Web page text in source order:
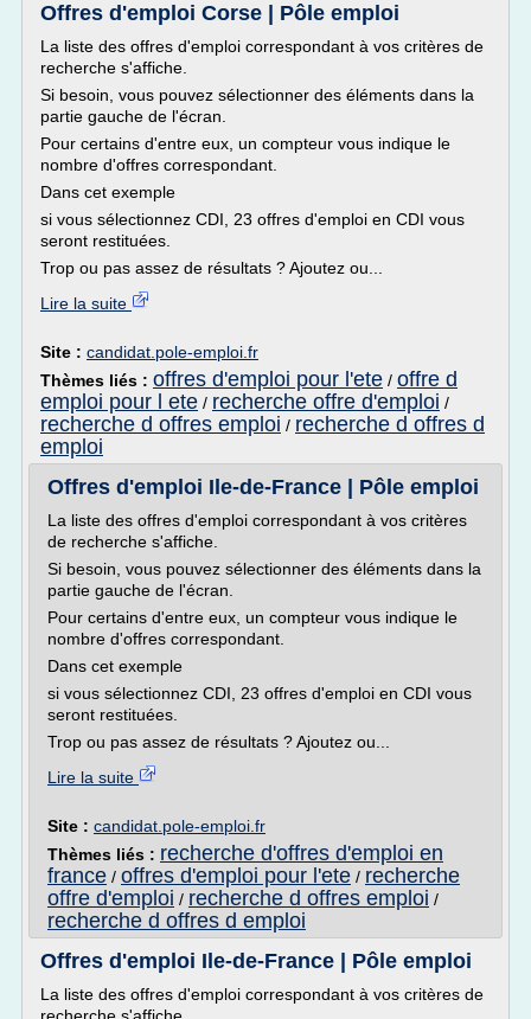
Offres d'emploi Corse | Pôle emploi
La liste des offres d'emploi correspondant à vos critères de
recherche s'affiche.
Si besoin, vous pouvez sélectionner des éléments dans la
partie gauche de l'écran.
Pour certains d'entre eux, un compteur vous indique le
nombre d'offres correspondant.
Dans cet exemple
si vous sélectionnez CDI, 23 offres d'emploi en CDI vous
seront restituées.
Trop ou pas assez de résultats ? Ajoutez ou...
Lire la suite
Site : candidat.pole-emploi.fr
Thèmes liés : offres d'emploi pour l'ete / offre d
emploi pour l ete / recherche offre d'emploi /
recherche d offres emploi / recherche d offres d
emploi
Offres d'emploi Ile-de-France | Pôle emploi
La liste des offres d'emploi correspondant à vos critères
de recherche s'affiche.
Si besoin, vous pouvez sélectionner des éléments dans la
partie gauche de l'écran.
Pour certains d'entre eux, un compteur vous indique le
nombre d'offres correspondant.
Dans cet exemple
si vous sélectionnez CDI, 23 offres d'emploi en CDI vous
seront restituées.
Trop ou pas assez de résultats ? Ajoutez ou...
Lire la suite
Site : candidat.pole-emploi.fr
Thèmes liés : recherche d'offres d'emploi en
france / offres d'emploi pour l'ete / recherche
offre d'emploi / recherche d offres emploi /
recherche d offres d emploi
Offres d'emploi Ile-de-France | Pôle emploi
La liste des offres d'emploi correspondant à vos critères de